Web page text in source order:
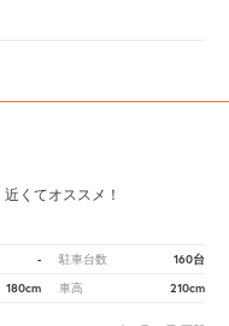
近くてオススメ！
- 駐車台数 160台
180cm 車高 210cm